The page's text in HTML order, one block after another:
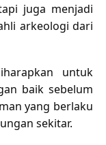
juga menjadi
arkeologi dari
untuk
baik sebelum
yang berlaku
sekitar.